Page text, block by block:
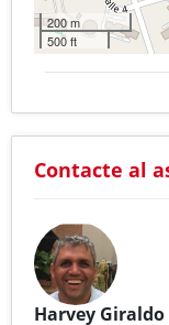
200 m
500 ft
Contacte al
Harvey Giraldo